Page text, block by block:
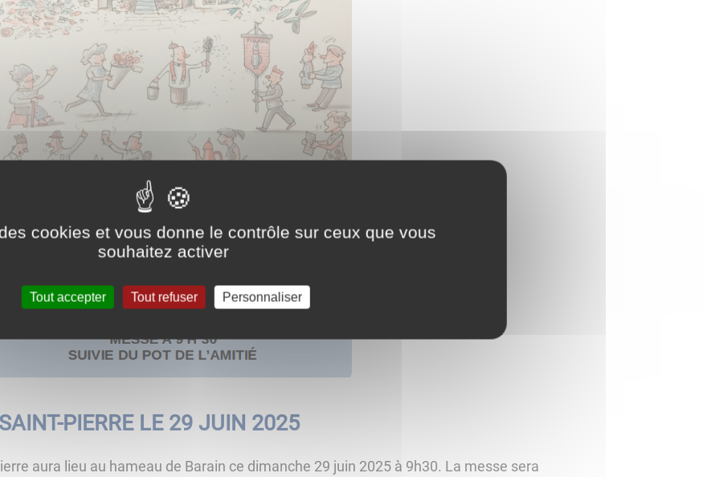
PIERRE LE 29 JUIN 2025
aura lieu au hameau de Barain ce dimanche 29 juin 2025 à 9h30. La messe sera
cookies et vous donne le contrôle sur ceux que vous
souhaitez activer
Tout accepter Tout refuser Personnaliser